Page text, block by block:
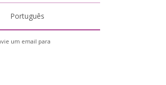
Português
um email para